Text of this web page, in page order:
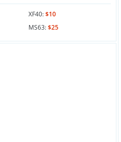
XF40:$10
MS63:$25